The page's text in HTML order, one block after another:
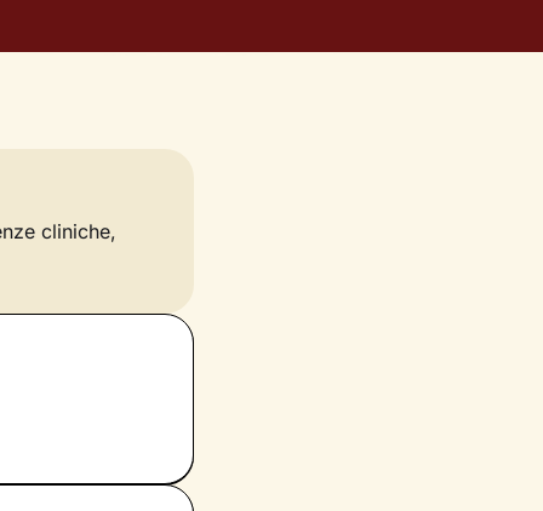
cliniche,